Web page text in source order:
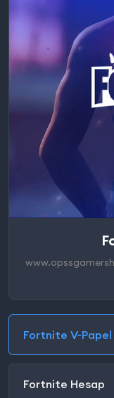
Fortnite V-Papel
Fortnite Hesap